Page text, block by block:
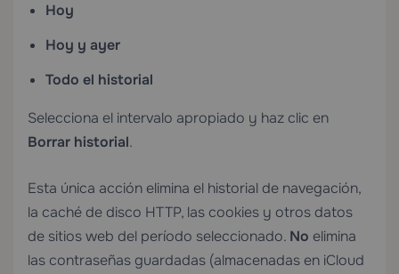
Hoy
Hoy y ayer
Todo el historial
Selecciona el intervalo apropiado y haz clic en
Borrar historial.
Esta única acción elimina el historial de navegación,
la caché de disco HTTP, las cookies y otros datos
de sitios web del período seleccionado. No elimina
las contraseñas guardadas (almacenadas en iCloud